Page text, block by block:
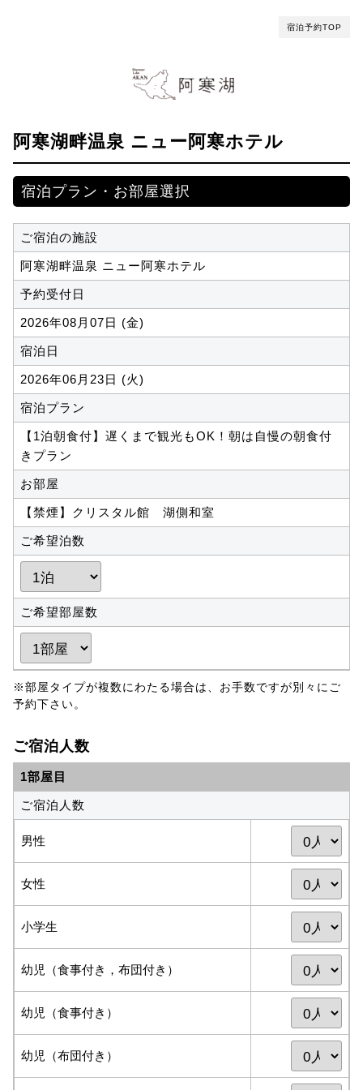
宿泊予約TOP
阿寒湖畔温泉 ニュー阿寒ホテル
宿泊プラン・お部屋選択
ご宿泊の施設
阿寒湖畔温泉 ニュー阿寒ホテル
予約受付日
2026年08月07日 (金)
宿泊日
2026年06月23日 (火)
宿泊プラン
【1泊朝食付】遅くまで観光もOK！朝は自慢の朝食付
きプラン
お部屋
【禁煙】クリスタル館 湖側和室
ご希望泊数
ご希望部屋数
※部屋タイプが複数にわたる場合は、お手数ですが別々にご
予約下さい。
ご宿泊人数
1部屋目
ご宿泊人数
男性
女性
小学生
幼児（食事付き，布団付き）
幼児（食事付き）
幼児（布団付き）